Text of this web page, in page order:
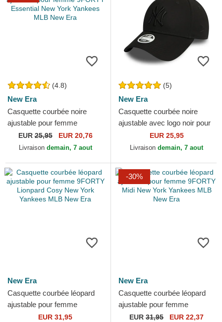
(4.8)
New Era
Casquette courbée noire
ajustable pour femme
9FORTY Essential New York
Yankees MLB New Era
EUR25,95 EUR 20,76
Livraison demain, 7 aout
(5)
New Era
Casquette courbée noire
ajustable avec logo noir pour
femme 9FORTY Essential
New York Yankees MLB...
EUR 25,95
Livraison demain, 7 aout
New Era
Casquette courbée léopard
ajustable pour femme
9FORTY Lionpard Cosy New
EUR 31,95
-30%
New Era
Casquette courbée léopard
ajustable pour femme
9FORTY Midi New York
EUR 31,95 EUR 22,37